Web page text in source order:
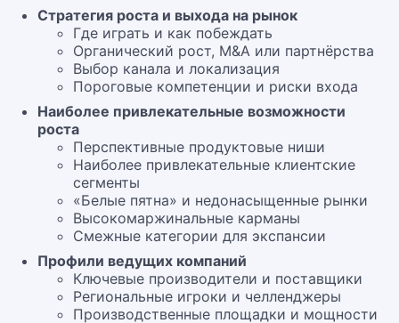
Стратегия роста и выхода на рынок
Где играть и как побеждать
Органический рост, M&A или партнёрства
Выбор канала и локализация
Пороговые компетенции и риски входа
Наиболее привлекательные возможности
роста
Перспективные продуктовые ниши
Наиболее привлекательные клиентские
сегменты
«Белые пятна» и недонасыщенные рынки
Высокомаржинальные карманы
Смежные категории для экспансии
Профили ведущих компаний
Ключевые производители и поставщики
Региональные игроки и челленджеры
Производственные площадки и мощности